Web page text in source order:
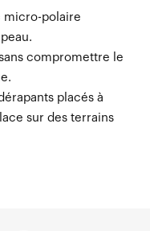
micro-polaire
compromettre le
placés à
sur des terrains